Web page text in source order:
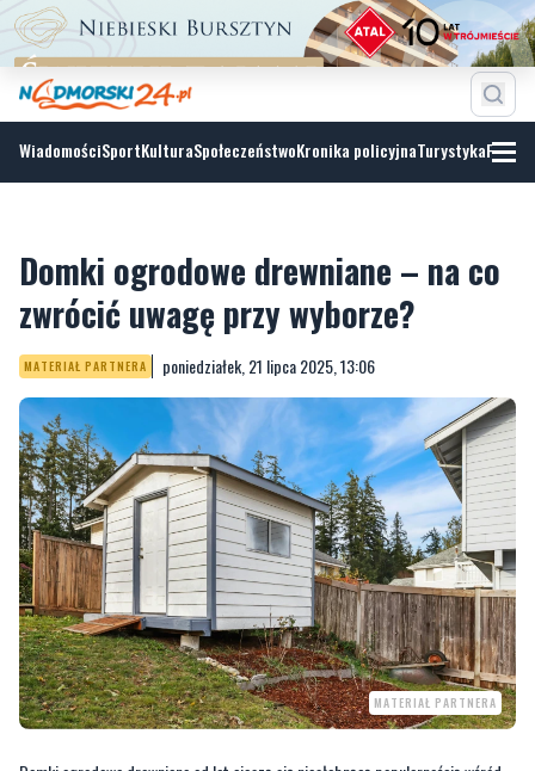
WiadomościSportKulturaSpołeczeństwoKronika policyjnaTurystyka
Domki ogrodowe drewniane – na co
zwrócić uwagę przy wyborze?
MATERIAŁ PARTNERA poniedziałek, 21 lipca 2025, 13:06